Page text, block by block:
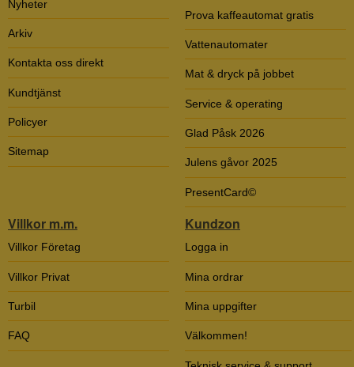
Nyheter
Arkiv
Kontakta oss direkt
Kundtjänst
Policyer
Sitemap
Prova kaffeautomat gratis
Vattenautomater
Mat & dryck på jobbet
Service & operating
Glad Påsk 2026
Julens gåvor 2025
PresentCard©
Villkor m.m.
Villkor Företag
Villkor Privat
Turbil
FAQ
Kundzon
Logga in
Mina ordrar
Mina uppgifter
Välkommen!